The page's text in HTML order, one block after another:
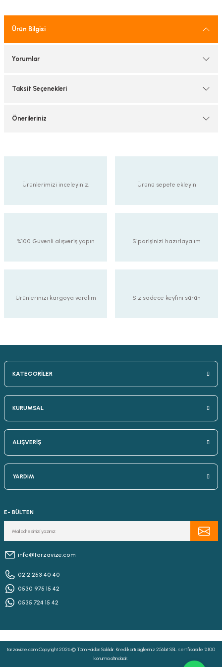
Armatür
Ürün Bilgisi
Yorumlar
Taksit Seçenekleri
Önerileriniz
Ürünlerimizi inceleyiniz. Ürünü sepete ekleyin
%100 Güvenli alışveriş yapın Siparişinizi hazırlayalım
Ürünlerinizi kargoya verelim Siz sadece keyfini sürün
KATEGORİLER
KURUMSAL
ALIŞVERİŞ
YARDIM
E- BÜLTEN
info@tarzavize.com
0212 253 40 40
0530 975 15 42
0535 724 15 42
tarzavize.com Copyright 2026 © Tüm Hakları Saklıdır. Kredi kartı bilgileriniz 256bit SSL sertifikası ile %100
koruma altındadır.